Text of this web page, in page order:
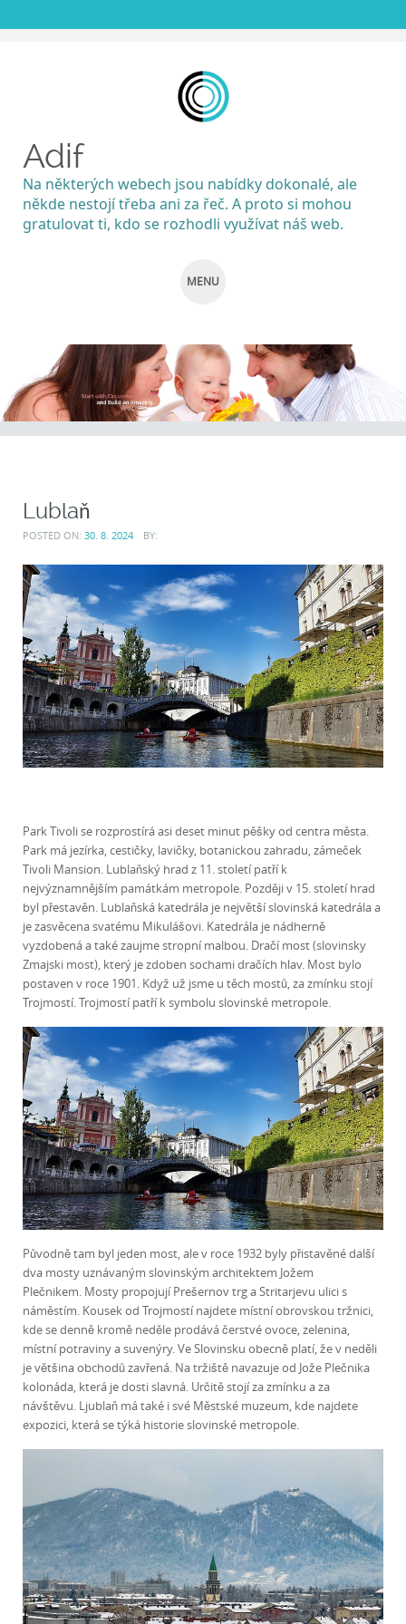
Adif
Na některých webech jsou nabídky dokonalé, ale
někde nestojí třeba ani za řeč. A proto si mohou
gratulovat ti, kdo se rozhodli využívat náš web.
MENU
CONTENT
Lublaň
POSTED ON: 30. 8. 2024 BY:
Park Tivoli se rozprostírá asi deset minut pěšky od centra města.
Park má jezírka, cestičky, lavičky, botanickou zahradu, zámeček
Tivoli Mansion. Lublaňský hrad z 11. století patří k
nejvýznamnějším památkám metropole. Později v 15. století hrad
byl přestavěn. Lublaňská katedrála je největší slovinská katedrála a
je zasvěcena svatému Mikulášovi. Katedrála je nádherně
vyzdobená a také zaujme stropní malbou. Dračí most (slovinsky
Zmajski most), který je zdoben sochami dračích hlav. Most bylo
postaven v roce 1901. Když už jsme u těch mostů, za zmínku stojí
Trojmostí. Trojmostí patří k symbolu slovinské metropole.
Původně tam byl jeden most, ale v roce 1932 byly přistavěné další
dva mosty uznávaným slovinským architektem Jožem
Plečnikem. Mosty propojují Prešernov trg a Stritarjevu ulici s
náměstím. Kousek od Trojmostí najdete místní obrovskou tržnici,
kde se denně kromě neděle prodává čerstvé ovoce, zelenina,
místní potraviny a suvenýry. Ve Slovinsku obecně platí, že v neděli
je většina obchodů zavřená. Na tržiště navazuje od Jože Plečnika
kolonáda, která je dosti slavná. Určitě stojí za zmínku a za
návštěvu. Ljublaň má také i své Městské muzeum, kde najdete
expozici, která se týká historie slovinské metropole.